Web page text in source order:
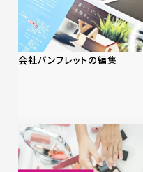
会社パンフレットの編集